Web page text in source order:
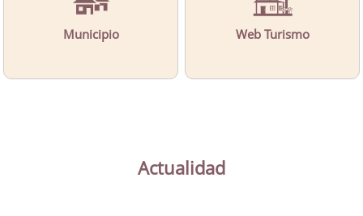
Municipio Web Turismo
Actualidad